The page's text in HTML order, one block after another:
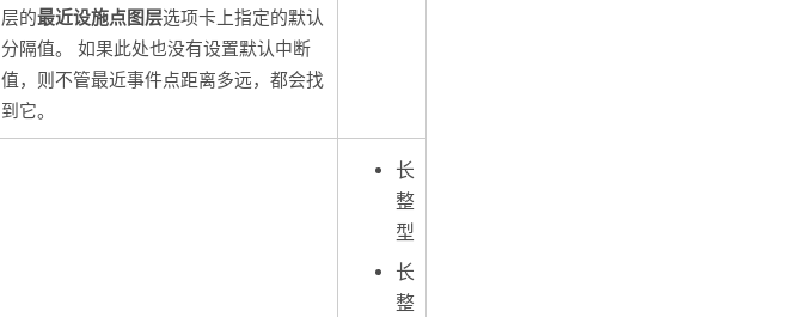
层的最近设施点图层选项卡上指定的默认
分隔值。 如果此处也没有设置默认中断
值，则不管最近事件点距离多远，都会找
到它。
长
整
型
长
整